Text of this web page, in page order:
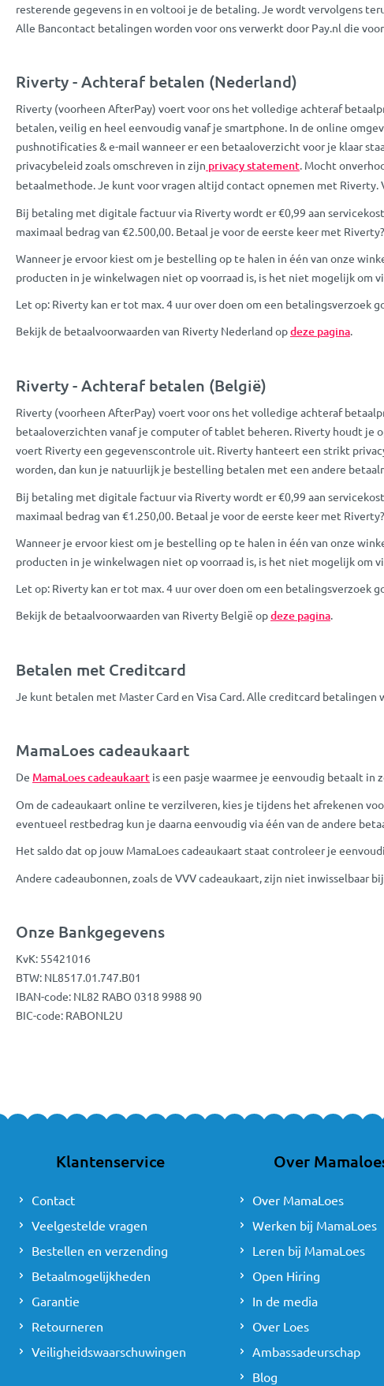
resterende gegevens in en voltooi je de betaling. Je wordt vervolgens
Alle Bancontact betalingen worden voor ons verwerkt door Pay.nl die
Riverty - Achteraf betalen (Nederland)
Riverty (voorheen AfterPay) voert voor ons het volledige achteraf
betalen, veilig en heel eenvoudig vanaf je smartphone. In de online
pushnotificaties & e-mail wanneer er een betaaloverzicht voor je klaar
privacybeleid zoals omschreven in zijn privacy statement . Mocht
betaalmethode. Je kunt voor vragen altijd contact opnemen met
Bij betaling met digitale factuur via Riverty wordt er €0,99 aan
maximaal bedrag van €2.500,00. Betaal je voor de eerste keer met
Wanneer je ervoor kiest om je bestelling op te halen in één van onze
producten in je winkelwagen niet op voorraad is, is het niet mogelijk om
Let op: Riverty kan er tot max. 4 uur over doen om een
Bekijk de betaalvoorwaarden van Riverty Nederland opdeze pagina
Riverty - Achteraf betalen (België)
Riverty (voorheen AfterPay) voert voor ons het volledige achteraf
betaaloverzichten vanaf je computer of tablet beheren. Riverty houdt je
voert Riverty een gegevenscontrole uit. Riverty hanteert een strikt
worden, dan kun je natuurlijk je bestelling betalen met een andere
Bij betaling met digitale factuur via Riverty wordt er €0,99 aan
maximaal bedrag van €1.250,00. Betaal je voor de eerste keer met
Wanneer je ervoor kiest om je bestelling op te halen in één van onze
producten in je winkelwagen niet op voorraad is, is het niet mogelijk om
Let op: Riverty kan er tot max. 4 uur over doen om een
Bekijk de betaalvoorwaarden van Riverty België opdeze pagina
Betalen met Creditcard
Je kunt betalen met Master Card en Visa Card. Alle creditcard
MamaLoes cadeaukaart
De MamaLoes cadeaukaart is een pasje waarmee je eenvoudig betaalt in
Om de cadeaukaart online te verzilveren, kies je tijdens het afrekenen
eventueel restbedrag kun je daarna eenvoudig via één van de andere
Het saldo dat op jouw MamaLoes cadeaukaart staat controleer je
Andere cadeaubonnen, zoals de VVV cadeaukaart, zijn niet inwisselbaar bij
Onze Bankgegevens
KvK: 55421016
BTW: NL8517.01.747.B01
IBAN-code: NL82 RABO 0318 9988 90
BIC-code: RABONL2U
Klantenservice
Contact
Veelgestelde vragen
Bestellen en verzending
Betaalmogelijkheden
Garantie
Retourneren
Veiligheidswaarschuwingen
Over
Over MamaLoes
Werken bij MamaLoes
Leren bij MamaLoes
Open Hiring
In de media
Over Loes
Ambassadeurschap
Blog